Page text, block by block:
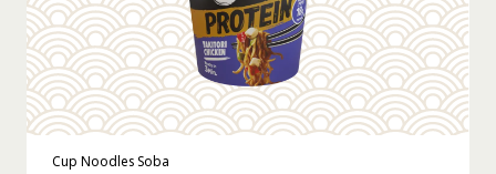
Cup Noodles Soba